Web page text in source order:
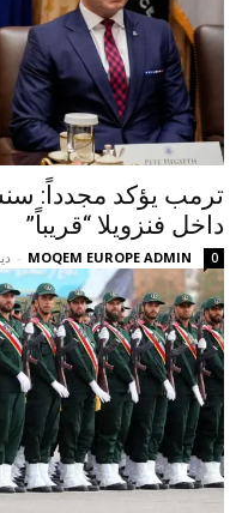
ترمب يؤكد مجدداً:
داخل فنزويلا “قريباً”
MOQEM EUROPE ADMIN
- 0